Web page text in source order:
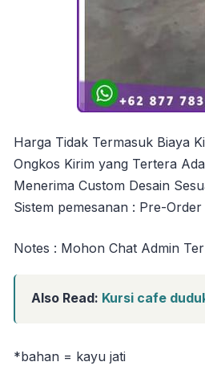
Harga Tidak Termasuk Biaya
Ongkos Kirim yang Tertera
Menerima Custom Desain
Sistem pemesanan : Pre-
Notes : Mohon Chat Admin
Also Read: Kursi cafe
*bahan = kayu jati